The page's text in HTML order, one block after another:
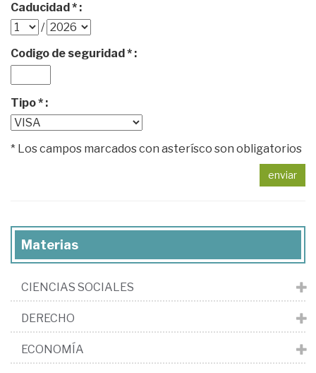
Caducidad * :
/
Codigo de seguridad * :
Tipo * :
* Los campos marcados con asterísco son obligatorios
enviar
Materias
CIENCIAS SOCIALES
DERECHO
ECONOMÍA